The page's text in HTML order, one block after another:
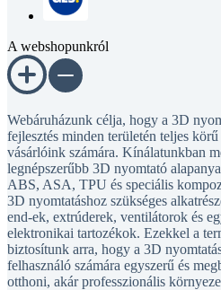
A webshopunkról
Webáruházunk célja, hogy a 3D
fejlesztés minden területén teljes
vásárlóink számára. Kínálatunkban
legnépszerűbb 3D nyomtató
ABS, ASA, TPU és speciális
3D nyomtatáshoz szükséges
end-ek, extrúderek, ventilátorok és
elektronikai tartozékok. Ezekkel a
biztosítunk arra, hogy a 3D
felhasználó számára egyszerű és
otthoni, akár professzionális